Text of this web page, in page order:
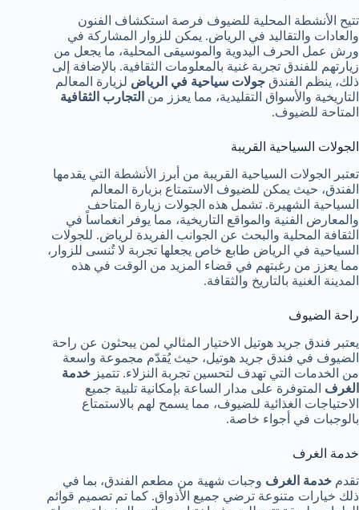
تتيح الأنشطة المحلية للضيوف فرصة استكشاف الفنون
والعادات والتقاليد في الرياض. يمكن للزوار المشاركة في
ورش عمل الحرف اليدوية والموسيقى المحلية، ما يجعل من
زيارتهم للفندق تجربة غنية بالمعلومات الثقافية. بالإضافة إلى
ذلك، ينظم الفندق جولات سياحية في الرياض لزيارة المعالم
التاريخية والأسواق التقليدية، مما يعزز من التجارب الثقافية
المتاحة للضيوف.
الجولات السياحية القريبة
تعتبر الجولات السياحية القريبة من أبرز الأنشطة التي يقدمها
الفندق، حيث يمكن للضيوف الاستمتاع بزيارة المعالم
السياحية الشهيرة. تشمل هذه الجولات زيارة المتاحف
والمعارض الفنية والمواقع التاريخية، مما يوفر انغماساً في
الثقافة المحلية والبحث عن الجوانب الفريدة لرياض. للجولات
السياحية في الرياض طابع خاص يجعلها تجربة لا تُنسى للزوار،
مما يعزز من رغبتهم في قضاء المزيد من الوقت في هذه
المدينة الغنية بالتاريخ والثقافة.
راحة الضيوف
يعتبر فندق جريد هوتيل الاختيار المثالي لمن يبحثون عن راحة
الضيوف في فندق جريد هوتيل، حيث يُقدّم مجموعة واسعة
من الخدمات التي تهدف لتحسين تجربة النزلاء. تتميز خدمة
الغرف المتوفرة على مدار الساعة بإمكانية تلبية جميع
الاحتياجات الغذائية للضيوف، مما يسمح لهم بالاستمتاع
بالوجبات في أجواء خاصة.
خدمة الغرف
تقدم خدمة الغرف وجبات شهية من مطعم الفندق، بما في
ذلك خيارات متنوعة ترضي جميع الأذواق. كما تم تصميم قوائم